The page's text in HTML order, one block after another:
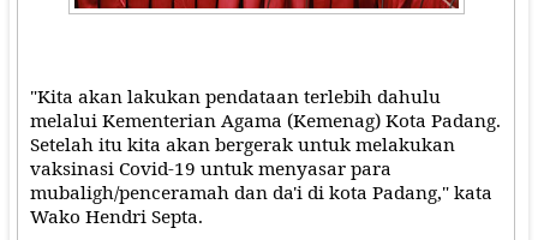
"Kita akan lakukan pendataan terlebih dahulu
melalui Kementerian Agama (Kemenag) Kota Padang.
Setelah itu kita akan bergerak untuk melakukan
vaksinasi Covid-19 untuk menyasar para
mubaligh/penceramah dan da'i di kota Padang," kata
Wako Hendri Septa.